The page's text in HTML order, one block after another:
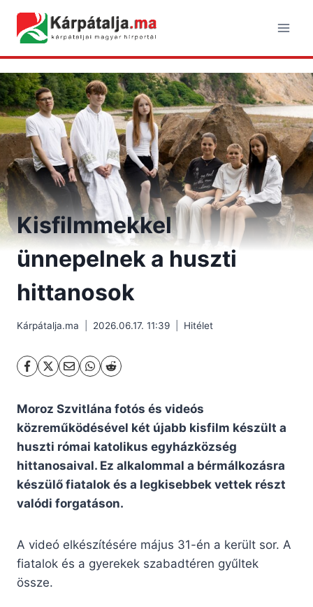
content
Kisfilmmekkel
ünnepelnek a huszti
hittanosok
Kárpátalja.ma 2026.06.17. 11:39 Hitélet
Moroz Szvitlána fotós és videós
közreműködésével két újabb kisfilm készült a
huszti római katolikus egyházközség
hittanosaival. Ez alkalommal a bérmálkozásra
készülő fiatalok és a legkisebbek vettek részt
valódi forgatáson.
A videó elkészítésére május 31-én a került sor. A
fiatalok és a gyerekek szabadtéren gyűltek
össze.